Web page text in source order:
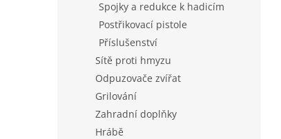
Spojky a redukce k hadicím
Postřikovací pistole
Příslušenství
Sítě proti hmyzu
Odpuzovače zvířat
Grilování
Zahradní doplňky
Hrábě